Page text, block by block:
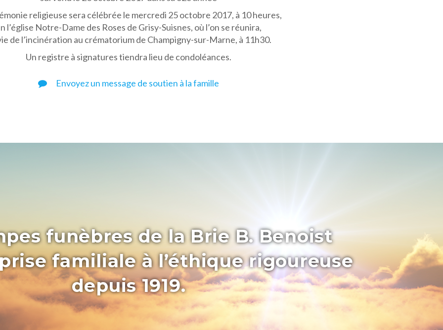
religieuse sera célébrée le mercredi 25 octobre 2017, à 10 heures,
l’église Notre-Dame des Roses de Grisy-Suisnes, où l’on se réunira,
de l’incinération au crématorium de Champigny-sur-Marne, à 11h30.
Un registre à signatures tiendra lieu de condoléances.
Envoyez un message de soutien à la famille
funèbres de la Brie B. Benoist
familiale à l’éthique rigoureuse
depuis 1919.